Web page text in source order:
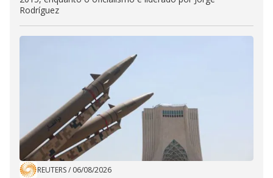
Rodríguez
REUTERS/ 06/08/2026